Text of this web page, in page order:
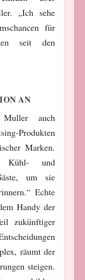
„Ich sehe
für
seit den
AN
auch
Produkten
Marken.
und
um sie
Echte
Handy der
zukünftiger
räumt der
steigen.